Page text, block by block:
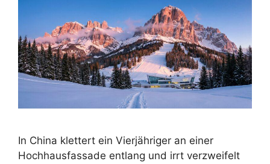
In China klettert ein Vierjähriger an einer
Hochhausfassade entlang und irrt verzweifelt